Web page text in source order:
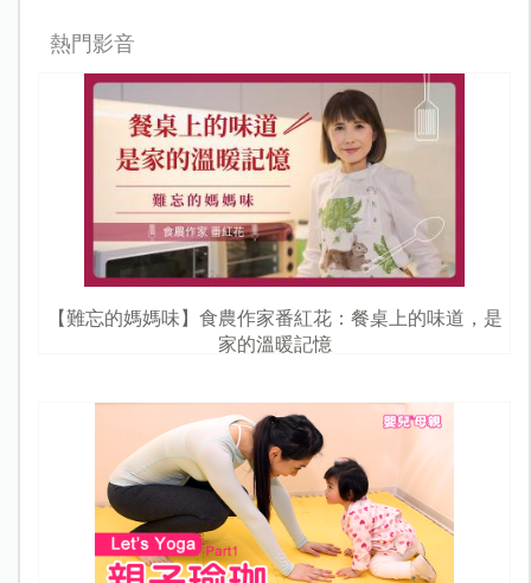
熱門影音
【難忘的媽媽味】食農作家番紅花：餐桌上的味道，是
家的溫暖記憶